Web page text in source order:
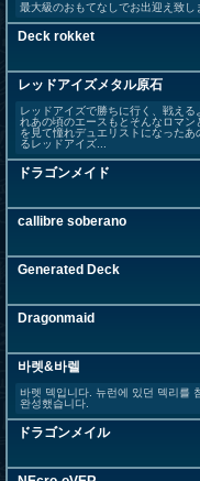
最大級のおもてなしでお出迎え致
Deck rokket
レッドアイズメタル原石
レッドアイズで勝ちに行く、戦え
れあの頃のエースもとそんなロマ
を見て憧れデュエリストになった
るレッドアイズ...
ドラゴンメイド
callibre soberano
Generated Deck
Dragonmaid
바렛&바렐
바렛 덱입니다. 뉴런에 있던 덱리를
완성했습니다.
ドラゴンメイル